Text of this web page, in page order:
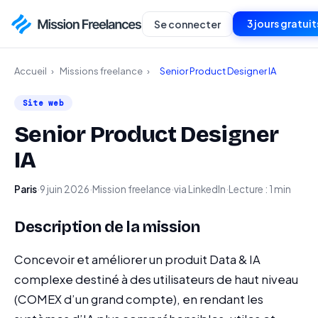
Se connecter 3 jours
Accueil › Missions freelance › Senior Product Designer IA
Site web
Senior Product Designer
IA
Paris·9 juin 2026·Mission freelance·via LinkedIn·Lecture : 1 min
Description de la mission
Concevoir et améliorer un produit Data & IA
complexe destiné à des utilisateurs de haut niveau
(COMEX d’un grand compte), en rendant les